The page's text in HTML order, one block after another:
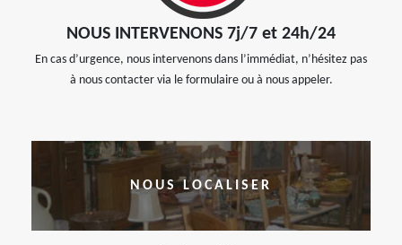
NOUS INTERVENONS 7j/7 et 24h/24
En cas d’urgence, nous intervenons dans l’immédiat, n’hésitez pas
à nous contacter via le formulaire ou à nous appeler.
NOUS LOCALISER